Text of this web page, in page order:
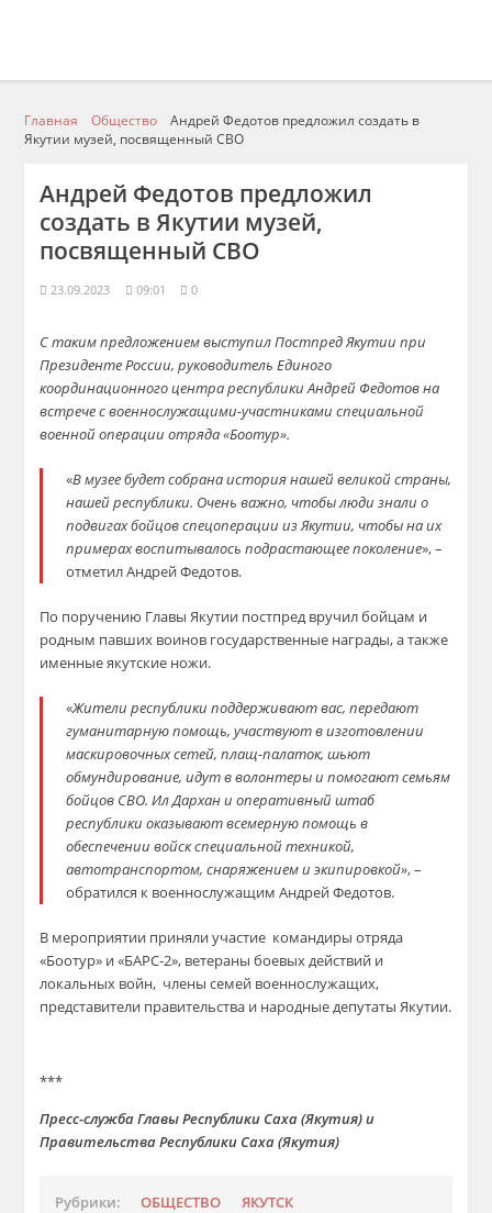
Главная Общество
Андрей Федотов предложил создать в
Якутии музей, посвященный СВО
Андрей Федотов предложил
создать в Якутии музей,
посвященный СВО
23.09.2023 09:01 0
С таким предложением выступил Постпред Якутии при
Президенте России, руководитель Единого
координационного центра республики Андрей Федотов на
встрече с военнослужащими-участниками специальной
военной операции отряда «Боотур».
«В музее будет собрана история нашей великой страны,
нашей республики. Очень важно, чтобы люди знали о
подвигах бойцов спецоперации из Якутии, чтобы на их
примерах воспитывалось подрастающее поколение», –
отметил Андрей Федотов.
По поручению Главы Якутии постпред вручил бойцам и
родным павших воинов государственные награды, а также
именные якутские ножи.
«Жители республики поддерживают вас, передают
гуманитарную помощь, участвуют в изготовлении
маскировочных сетей, плащ-палаток, шьют
обмундирование, идут в волонтеры и помогают семьям
бойцов СВО. Ил Дархан и оперативный штаб
республики оказывают всемерную помощь в
обеспечении войск специальной техникой,
автотранспортом, снаряжением и экипировкой», –
обратился к военнослужащим Андрей Федотов.
В мероприятии приняли участие командиры отряда
«Боотур» и «БАРС-2», ветераны боевых действий и
локальных войн, члены семей военнослужащих,
представители правительства и народные депутаты Якутии.
***
Пресс-служба Главы Республики Саха (Якутия) и
Правительства Республики Саха (Якутия)
Рубрики: ОБЩЕСТВО ЯКУТСК